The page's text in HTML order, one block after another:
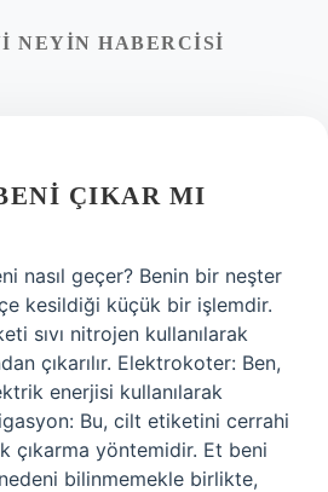
NEYIN HABERCISI
ÇIKAR MI
nasıl geçer? Benin bir neşter
kesildiği küçük bir işlemdir.
sıvı nitrojen kullanılarak
çıkarılır. Elektrokoter: Ben,
enerjisi kullanılarak
Bu, cilt etiketini cerrahi
çıkarma yöntemidir. Et beni
bilinmemekle birlikte,